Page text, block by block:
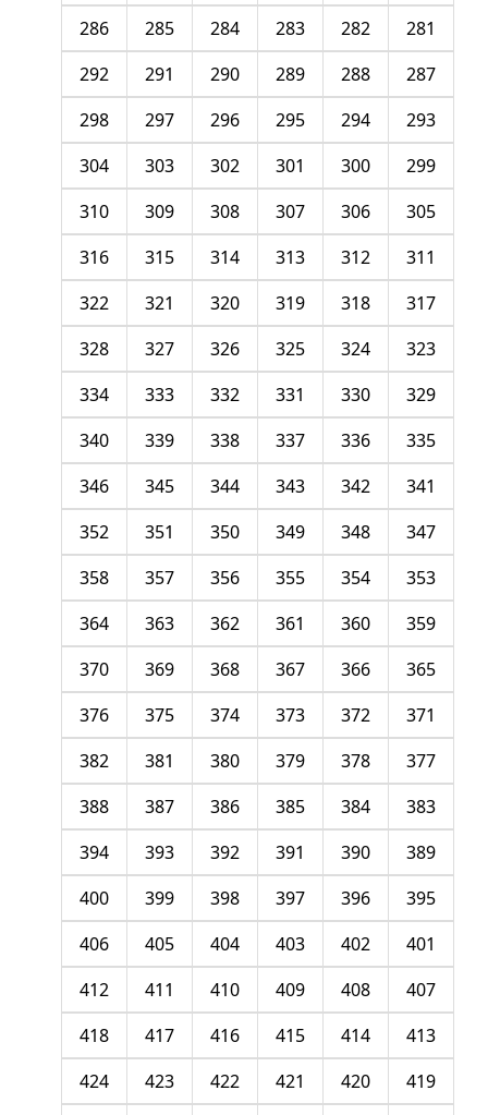
281
282
283
284
285
286
287
288
289
290
291
292
293
294
295
296
297
298
299
300
301
302
303
304
305
306
307
308
309
310
311
312
313
314
315
316
317
318
319
320
321
322
323
324
325
326
327
328
329
330
331
332
333
334
335
336
337
338
339
340
341
342
343
344
345
346
347
348
349
350
351
352
353
354
355
356
357
358
359
360
361
362
363
364
365
366
367
368
369
370
371
372
373
374
375
376
377
378
379
380
381
382
383
384
385
386
387
388
389
390
391
392
393
394
395
396
397
398
399
400
401
402
403
404
405
406
407
408
409
410
411
412
413
414
415
416
417
418
419
420
421
422
423
424